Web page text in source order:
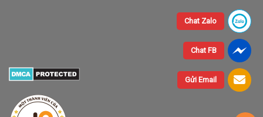
Chat Zalo
Chat FB
Gửi Email